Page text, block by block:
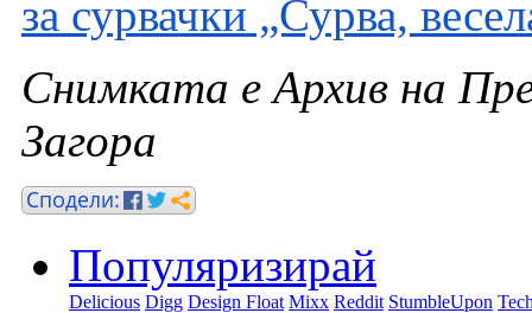
за сурвачки „Сурва,
Снимката е Архив на
Загора
Популяризирай
Delicious Digg Design Float Mixx Reddit StumbleUpon